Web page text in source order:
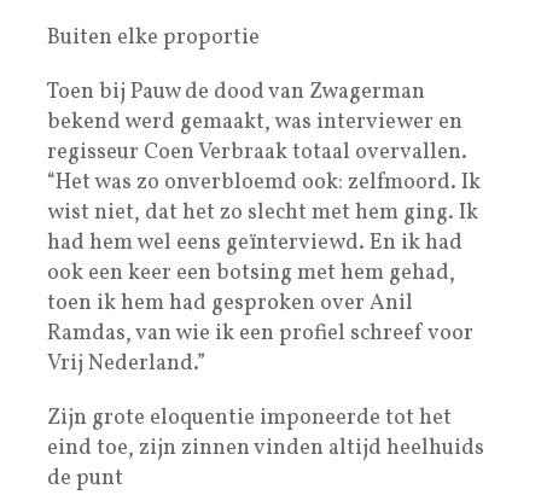
Buiten elke proportie
Toen bij Pauw de dood van Zwagerman
bekend werd gemaakt, was interviewer en
regisseur Coen Verbraak totaal overvallen.
“Het was zo onverbloemd ook: zelfmoord. Ik
wist niet, dat het zo slecht met hem ging. Ik
had hem wel eens geïnterviewd. En ik had
ook een keer een botsing met hem gehad,
toen ik hem had gesproken over Anil
Ramdas, van wie ik een profiel schreef voor
Vrij Nederland.”
Zijn grote eloquentie imponeerde tot het
eind toe, zijn zinnen vinden altijd heelhuids
de punt